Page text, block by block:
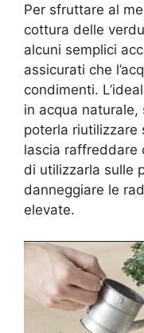
Per sfruttare al
cottura delle
alcuni semplici
assicurati che
condimenti.
in acqua
poterla riutilizzare
lascia raffreddare
di utilizzarla sulle
danneggiare le
elevate.